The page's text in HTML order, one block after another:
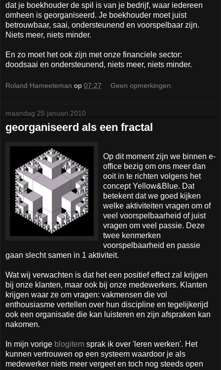
dat je boekhouder de spil is van je bedrijf, waar iedereen
omheen is georganiseerd. Je boekhouder moet juist
betrouwbaar, saai, ondersteunend en voorspelbaar zijn.
Niets meer, niets minder.
En zo moet het ook zijn met onze financiele sector:
doodsaai en ondersteunend, niets meer, niets minder.
Roland Hameeteman op 07:27 Geen opmerkingen:
maandag 25 januari 2010
georganiseerd als een fractal
Op dit moment zijn we binnen e-
office bezig om ons meer dan
ooit in te richten volgens het
concept Yellow&Blue. Dat
betekent dat we goed kijken
welke aktiviteiten vragen om of
veel voorspelbaarheid of juist
vragen om veel passie. Deze
twee kenmerken
voorspelbaarheid en passie
gaan slecht samen in 1 aktiviteit.
Wat wij verwachten is dat het een positief effect zal krijgen
bij onze klanten, maar ook bij onze medewerkers. Klanten
krijgen waar ze om vragen: vakmensen die vol
enthousiasme vertellen over hun discipline en tegelijkerijd
ook een organisatie die kan luisteren en zijn afspraken kan
nakomen.
In mijn vorige blogitem sprak ik over 'leren werken'. Het
kunnen vertrouwen op een systeem waardoor je als
medewerker niets meer vergeet en toch nog steeds open